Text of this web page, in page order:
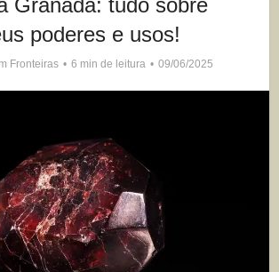
Granada: tudo sobre
poderes e usos!
Fronteiras 6 min de leitura 09/06/2025